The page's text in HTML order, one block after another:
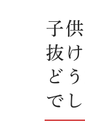
子
抜
ど
で